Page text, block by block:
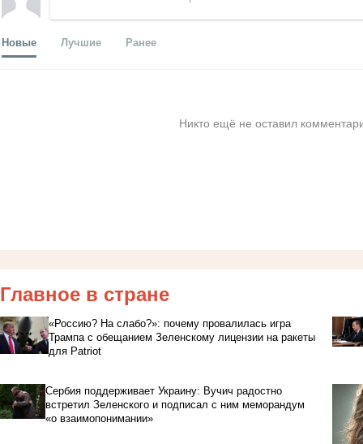
Новые Лучшие Ранее
Никто ещё не оставил
Главное в стране
«Россию? На слабо?»: почему провалилась игра
Трампа с обещанием Зеленскому лицензии на ракеты
для Patriot
Сербия поддерживает Украину: Вучич радостно
встретил Зеленского и подписал с ним меморандум
«о взаимопонимании»